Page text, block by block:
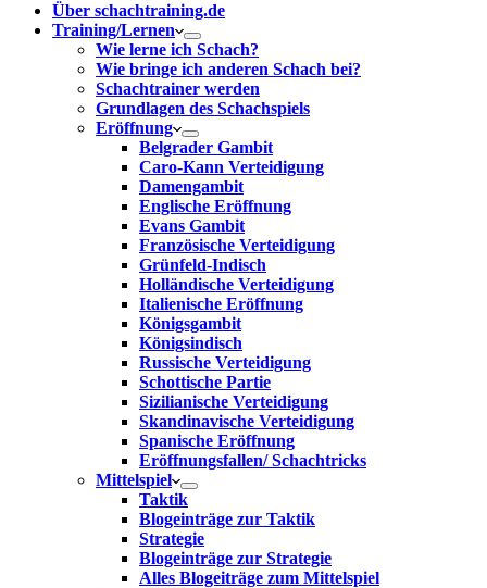
Über schachtraining.de
Training/Lernen
Wie lerne ich Schach?
Wie bringe ich anderen Schach bei?
Schachtrainer werden
Grundlagen des Schachspiels
Eröffnung
Belgrader Gambit
Caro-Kann Verteidigung
Damengambit
Englische Eröffnung
Evans Gambit
Französische Verteidigung
Grünfeld-Indisch
Holländische Verteidigung
Italienische Eröffnung
Königsgambit
Königsindisch
Russische Verteidigung
Schottische Partie
Sizilianische Verteidigung
Skandinavische Verteidigung
Spanische Eröffnung
Eröffnungsfallen/ Schachtricks
Mittelspiel
Taktik
Blogeinträge zur Taktik
Strategie
Blogeinträge zur Strategie
Alles Blogeiträge zum Mittelspiel